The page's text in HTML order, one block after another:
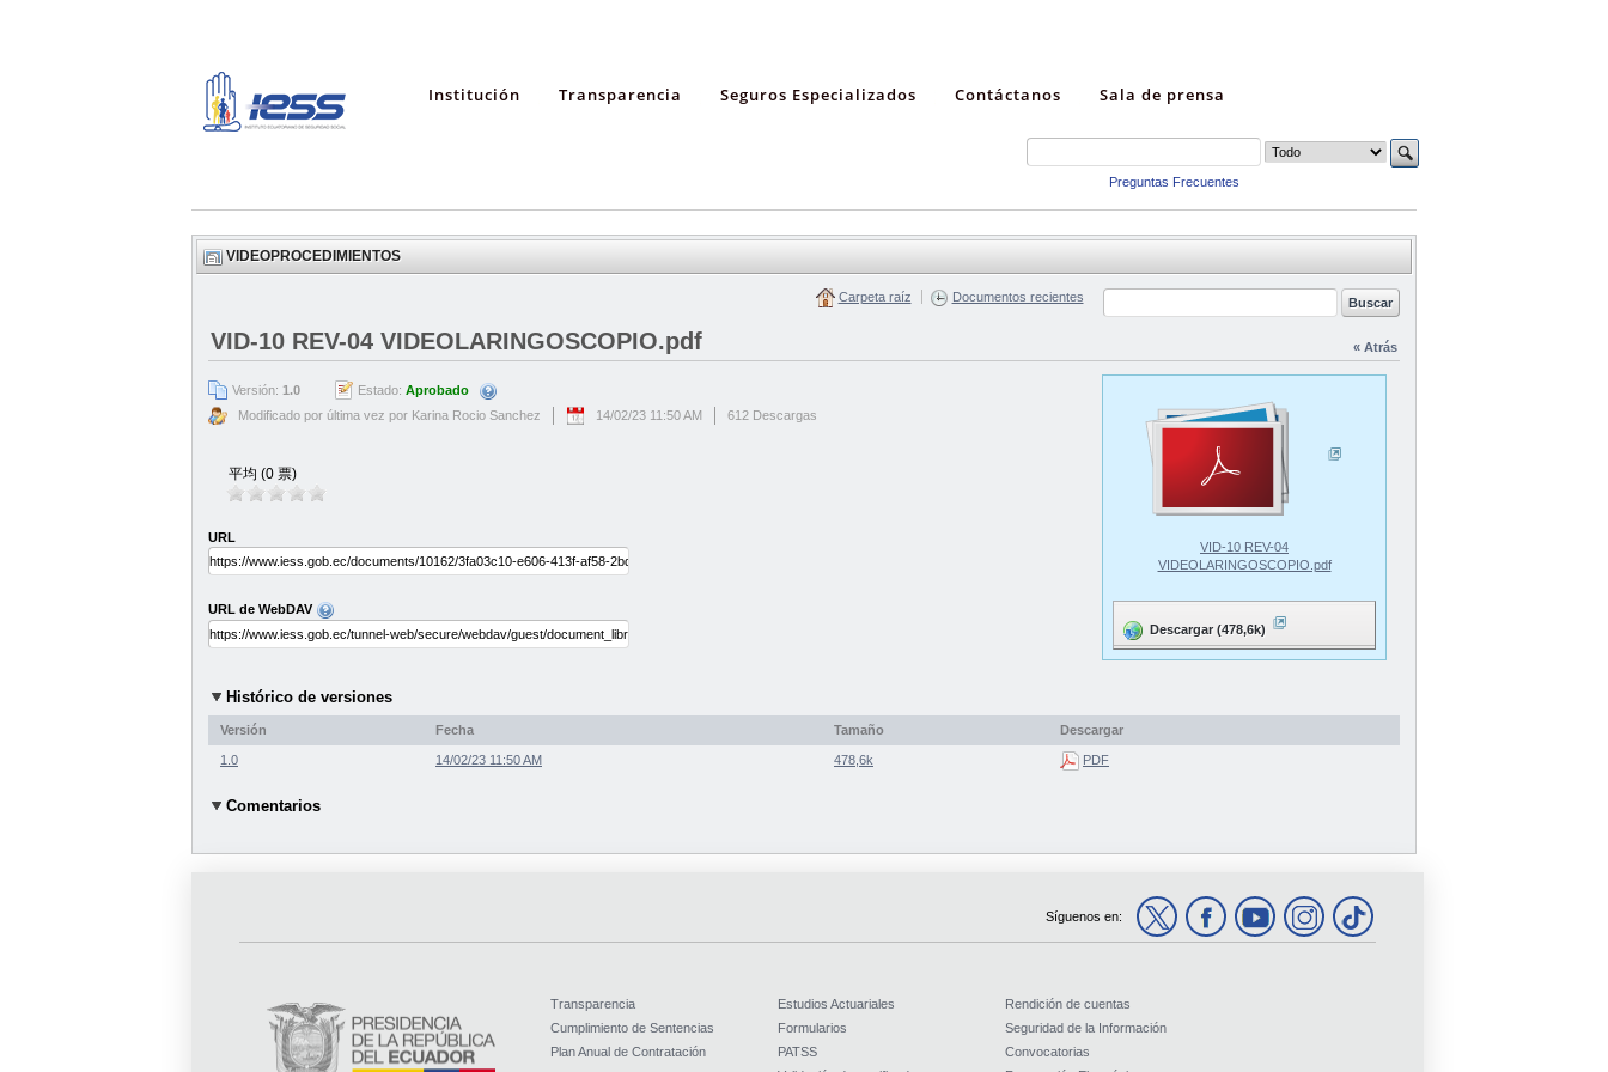
Institución Transparencia Seguros Especializados Contáctanos Sala de prensa
Preguntas Frecuentes
VIDEOPROCEDIMIENTOS
Carpeta raíz Documentos recientes
« Atrás
VID-10 REV-04 VIDEOLARINGOSCOPIO.pdf
Versión: 1.0 Estado: Aprobado
Modificado por última vez por Karina Rocio Sanchez
14/02/23 11:50 AM 612 Descargas
平均 (0 票)
URL
URL de WebDAV
VID-10 REV-04
VIDEOLARINGOSCOPIO.pdf
Descargar (478,6k)
Histórico de versiones
Versión Fecha Tamaño Descargar
1.0 14/02/23 11:50 AM 478,6k PDF
Comentarios
Síguenos en:
Transparencia
Cumplimiento de Sentencias
Plan Anual de Contratación
Estudios Actuariales
Formularios
PATSS
Rendición de cuentas
Seguridad de la Información
Convocatorias